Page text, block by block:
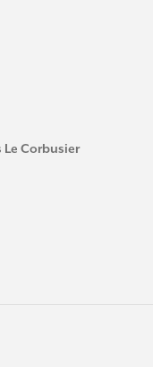
Le Corbusier